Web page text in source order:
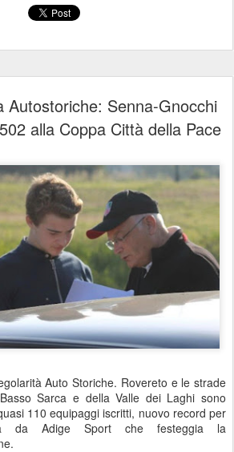
Autostoriche: Senna-Gnocchi
alla Coppa Città della Pace
Auto Storiche. Rovereto e le strade
Sarca e della Valle dei Laghi sono
110 equipaggi iscritti, nuovo record per
da Adige Sport che festeggia la